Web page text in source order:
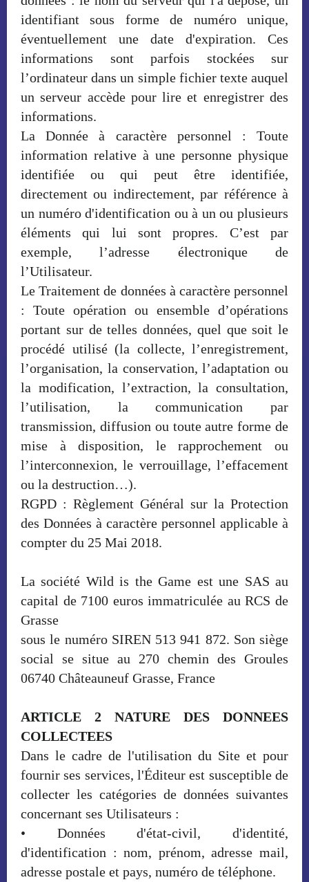
identifiant sous forme de numéro unique,
éventuellement une date d'expiration. Ces
informations sont parfois stockées sur
l’ordinateur dans un simple fichier texte auquel
un serveur accède pour lire et enregistrer des
informations.
La Donnée à caractère personnel : Toute
information relative à une personne physique
identifiée ou qui peut être identifiée,
directement ou indirectement, par référence à
un numéro d'identification ou à un ou plusieurs
éléments qui lui sont propres. C’est par
exemple, l’adresse électronique de
l’Utilisateur.
Le Traitement de données à caractère personnel
: Toute opération ou ensemble d’opérations
portant sur de telles données, quel que soit le
procédé utilisé (la collecte, l’enregistrement,
l’organisation, la conservation, l’adaptation ou
la modification, l’extraction, la consultation,
l’utilisation, la communication par
transmission, diffusion ou toute autre forme de
mise à disposition, le rapprochement ou
l’interconnexion, le verrouillage, l’effacement
ou la destruction…).
RGPD : Règlement Général sur la Protection
des Données à caractère personnel applicable à
compter du 25 Mai 2018.
La société Wild is the Game est une SAS au
capital de 7100 euros immatriculée au RCS de
Grasse
sous le numéro SIREN 513 941 872. Son siège
social se situe au 270 chemin des Groules
06740 Châteauneuf Grasse, France
ARTICLE 2 NATURE DES DONNEES
COLLECTEES
Dans le cadre de l'utilisation du Site et pour
fournir ses services, l'Éditeur est susceptible de
collecter les catégories de données suivantes
concernant ses Utilisateurs :
• Données d'état-civil, d'identité,
d'identification : nom, prénom, adresse mail,
adresse postale et pays, numéro de téléphone.